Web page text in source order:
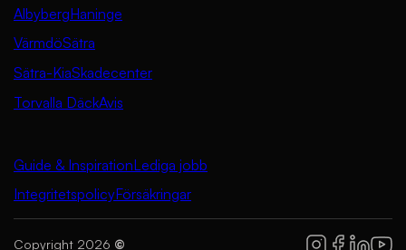
AlbybergHaninge
VärmdöSätra
Sätra-KiaSkadecenter
Torvalla DäckAvis
Guide & InspirationLediga jobb
IntegritetspolicyFörsäkringar
Copyright 2026 ©